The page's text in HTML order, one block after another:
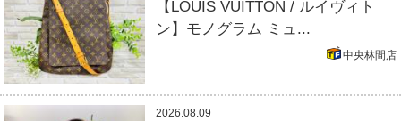
【LOUIS VUITTON / ルイヴィト
ン】モノグラム ミュ...
中央林間店
2026.08.09